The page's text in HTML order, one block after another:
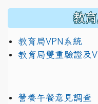
教
教育局VPN系統
教育局雙重驗證及
營養午餐意見調查